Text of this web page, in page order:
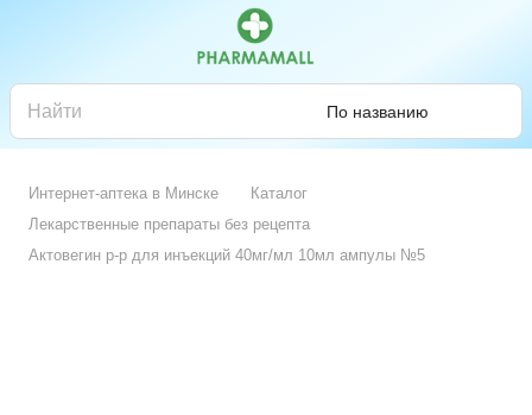
По названию
Интернет-аптека в Минске
Каталог
Лекарственные препараты без рецепта
Актовегин р-р для инъекций 40мг/мл 10мл ампулы №5